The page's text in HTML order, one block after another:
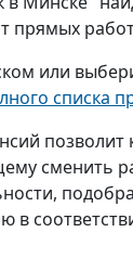
прямых
или
списка
позволит
сменить
в